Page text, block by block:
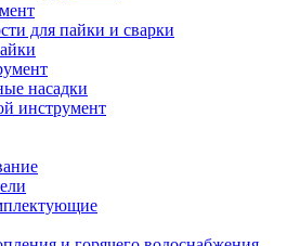
для пайки и сварки
насадки
инструмент